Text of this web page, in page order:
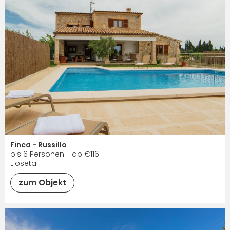
Finca - Russillo
bis 6 Personen - ab €116
Lloseta
zum Objekt